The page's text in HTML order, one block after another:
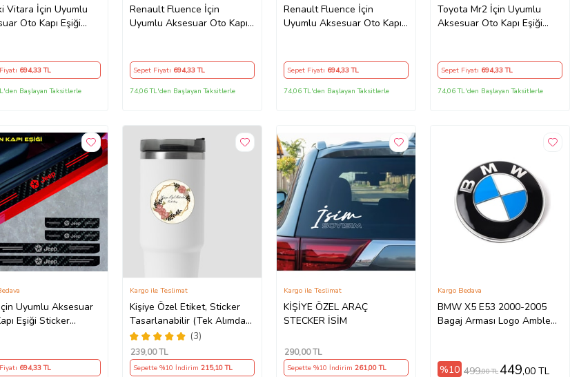
Vitara İçin Uyumlu
Oto Kapı Eşiği
694,33 TL
Başlayan Taksitlerle
Renault Fluence İçin
Uyumlu Aksesuar Oto Kapı
Sepet Fiyatı 694,33 TL
74,06 TL'den Başlayan Taksitlerle
Renault Fluence İçin
Uyumlu Aksesuar Oto Kapı
Sepet Fiyatı 694,33 TL
74,06 TL'den Başlayan Taksitlerle
Toyota Mr2 İçin Uyumlu
Aksesuar Oto Kapı Eşiği
Sepet Fiyatı 694,33 TL
74,06 TL'den Başlayan Taksitlerle
Uyumlu Aksesuar
Eşiği Sticker
694,33 TL
Kişiye Özel Etiket, Sticker
Tasarlanabilir (Tek Alımda
50'li Gönderim
Yapılmaktadır)
(3)
Kargo ile Teslimat
239,00 TL
Sepette %10 İndirim 215,10 TL
KİŞİYE ÖZEL ARAÇ
STECKER İSİM
Kargo ile Teslimat
290,00 TL
Sepette %10 İndirim261,00 TL
BMW X5 E53 2000-2005
Bagaj Arması Logo Amblem
Kargo Bedava
%10 499,00 TL449,00 TL